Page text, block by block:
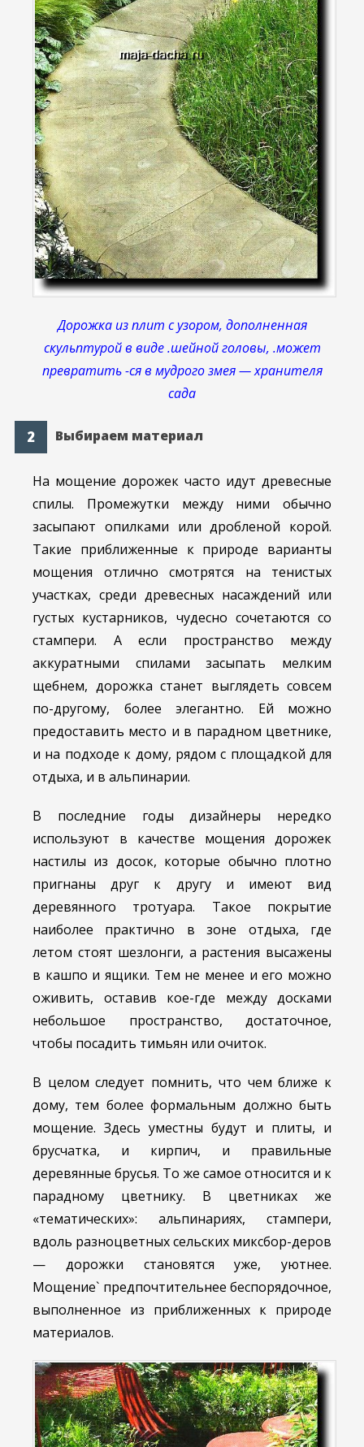
Дорожка из плит с узором, дополненная
скульптурой в виде .шейной головы, .может
превратить -ся в мудрого змея — хранителя
сада
Выбираем материал
На мощение дорожек часто идут древесные
спилы. Промежутки между ними обычно
засыпают опилками или дробленой корой.
Такие приближенные к природе варианты
мощения отлично смотрятся на тенистых
участках, среди древесных насаждений или
густых кустарников, чудесно сочетаются со
стампери. А если пространство между
аккуратными спилами засыпать мелким
щебнем, дорожка станет выглядеть совсем
по-другому, более элегантно. Ей можно
предоставить место и в парадном цветнике,
и на подходе к дому, рядом с площадкой для
отдыха, и в альпинарии.
В последние годы дизайнеры нередко
используют в качестве мощения дорожек
настилы из досок, которые обычно плотно
пригнаны друг к другу и имеют вид
деревянного тротуара. Такое покрытие
наиболее практично в зоне отдыха, где
летом стоят шезлонги, а растения высажены
в кашпо и ящики. Тем не менее и его можно
оживить, оставив кое-где между досками
небольшое пространство, достаточное,
чтобы посадить тимьян или очиток.
В целом следует помнить, что чем ближе к
дому, тем более формальным должно быть
мощение. Здесь уместны будут и плиты, и
брусчатка, и кирпич, и правильные
деревянные брусья. То же самое относится и к
парадному цветнику. В цветниках же
«тематических»: альпинариях, стампери,
вдоль разноцветных сельских миксбор-деров
— дорожки становятся уже, уютнее.
Мощение` предпочтительнее беспорядочное,
выполненное из приближенных к природе
материалов.